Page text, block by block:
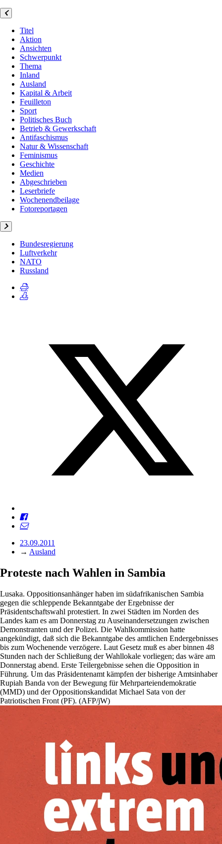
Titel
Aktion
Ansichten
Schwerpunkt
Thema
Inland
Ausland
Kapital & Arbeit
Feuilleton
Sport
Politisches Buch
Betrieb & Gewerkschaft
Antifaschismus
Natur & Wissenschaft
Feminismus
Geschichte
Medien
Abgeschrieben
Leserbriefe
Wochenendbeilage
Fotoreportagen
Bundesregierung
Luftverkehr
NATO
Russland
23.09.2011
→ Ausland
Proteste nach Wahlen in Sambia
Lusaka. Oppositionsanhänger haben im südafrikanischen Sambia
gegen die schleppende Bekanntgabe der Ergebnisse der
Präsidentschaftswahl protestiert. In zwei Städten im Norden des
Landes kam es am Donnerstag zu Auseinandersetzungen zwischen
Demonstranten und der Polizei. Die Wahlkommission hatte
angekündigt, daß sich die Bekanntgabe des amtlichen Endergebnisses
bis zum Wochenende verzögere. Laut Gesetz muß es aber binnen 48
Stunden nach der Schließung der Wahllokale vorliegen; das wäre am
Donnerstag abend. Erste Teilergebnisse sehen die Opposition in
Führung. Um das Präsidentenamt kämpfen der bisherige Amtsinhaber
Rupiah Banda von der Bewegung für Mehrparteiendemokratie
(MMD) und der Oppositionskandidat Michael Sata von der
Patriotischen Front (PF). (AFP/jW)